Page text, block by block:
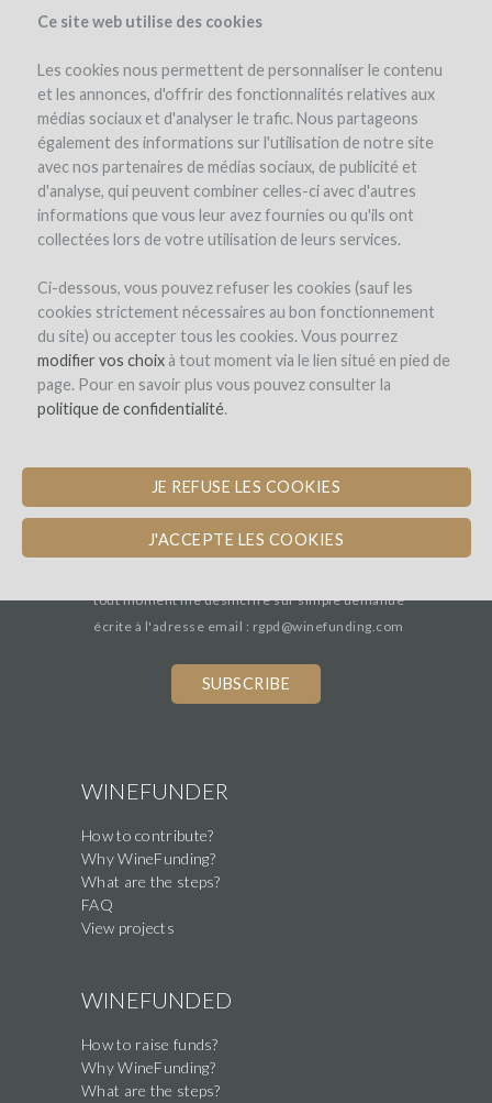
Ce site web utilise des cookies
Les cookies nous permettent de personnaliser le contenu
et les annonces, d'offrir des fonctionnalités relatives aux
médias sociaux et d'analyser le trafic. Nous partageons
également des informations sur l'utilisation de notre site
avec nos partenaires de médias sociaux, de publicité et
d'analyse, qui peuvent combiner celles-ci avec d'autres
informations que vous leur avez fournies ou qu'ils ont
collectées lors de votre utilisation de leurs services.
Ci-dessous, vous pouvez refuser les cookies (sauf les
cookies strictement nécessaires au bon fonctionnement
du site) ou accepter tous les cookies. Vous pourrez
modifier vos choixà tout moment via le lien situé en pied de
page. Pour en savoir plus vous pouvez consulter la
politique de confidentialité.
JE REFUSE LES COOKIES
J'ACCEPTE LES COOKIES
SUBSCRIBE TO BLOG
Retour en haut de la page
j’autorise winefunding à m'envoyer sa
tout moment me désincrire sur simple demande
écrite à l'adresse email : rgpd@winefunding.com
this
field
WINEFUNDER
How to contribute?
Why WineFunding?
What are the steps?
FAQ
View projects
WINEFUNDED
How to raise funds?
Why WineFunding?
What are the steps?